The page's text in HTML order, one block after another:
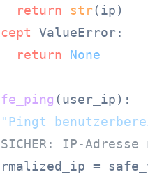
return
str(ip)
ValueError:
return
None
(user_ip):
IP-
=